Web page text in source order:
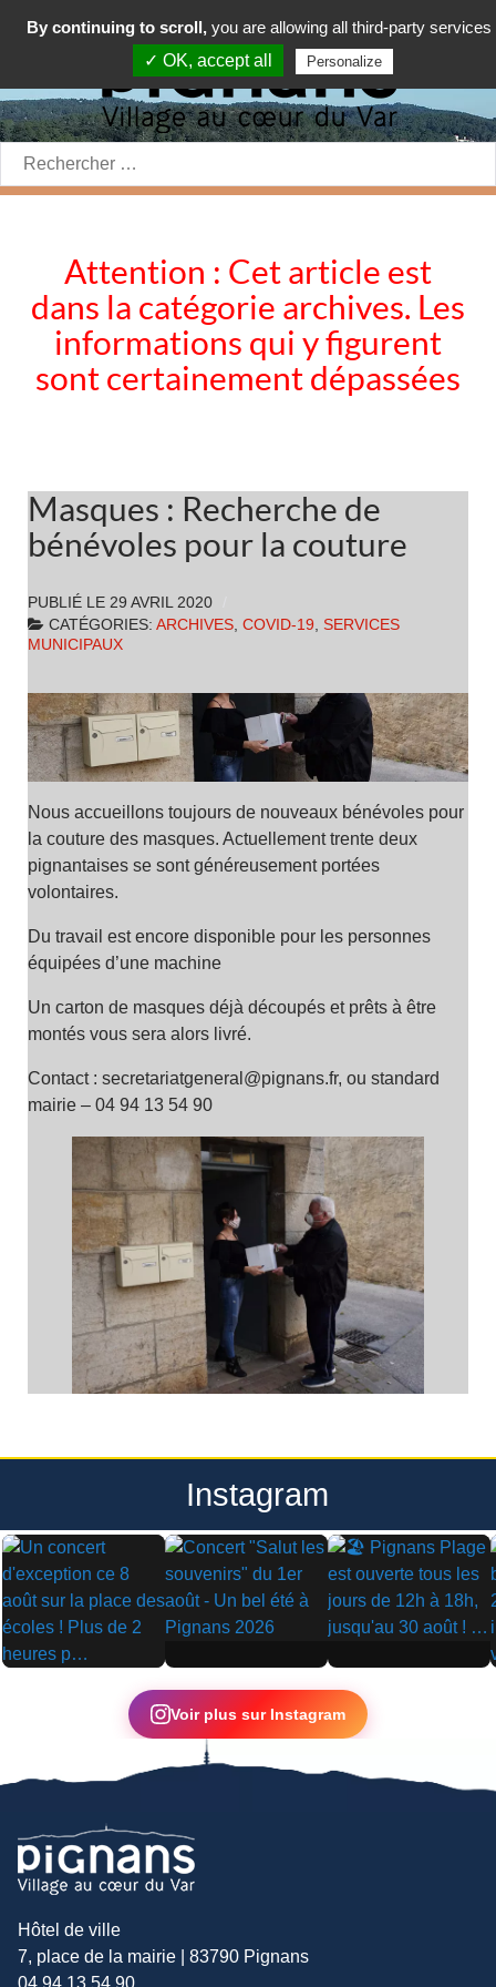
Rechercher:
Attention : Cet article est
dans la catégorie archives. Les
informations qui y figurent
sont certainement dépassées
Masques : Recherche de
bénévoles pour la couture
PUBLIÉ LE 29 AVRIL 2020
CATÉGORIES: ARCHIVES, COVID-19, SERVICES
MUNICIPAUX
Nous accueillons toujours de nouveaux bénévoles pour
la couture des masques. Actuellement trente deux
pignantaises se sont généreusement portées
volontaires.
Du travail est encore disponible pour les personnes
équipées d’une machine
Un carton de masques déjà découpés et prêts à être
montés vous sera alors livré.
Contact : secretariatgeneral@pignans.fr, ou standard
mairie – 04 94 13 54 90
Instagram
▶
▶ ▶
Voir plus sur Instagram
Hôtel de ville
7, place de la mairie | 83790 Pignans
By continuing to scroll, you are allowing all third-party services
✓ OK, accept all
Personalize